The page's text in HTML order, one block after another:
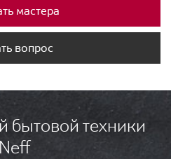
мастера
вопрос
бытовой техники
Neff